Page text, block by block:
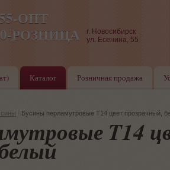
ОПТ
70-РОЗНИЦАг. Новосибирск
ул. Есенина, 55
Каталог Розничная продажа
Бусины перламутровые T14 цвет прозрачный,
T14